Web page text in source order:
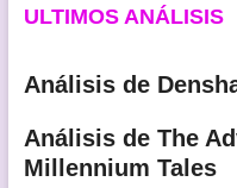
ULTIMOS ANÁLISIS
Análisis de
Análisis de The
Millennium Tales